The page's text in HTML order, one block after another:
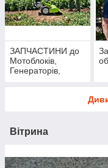
ЗАПЧАСТИНИ до
Мотоблоків,
Генераторів,
Вітрина